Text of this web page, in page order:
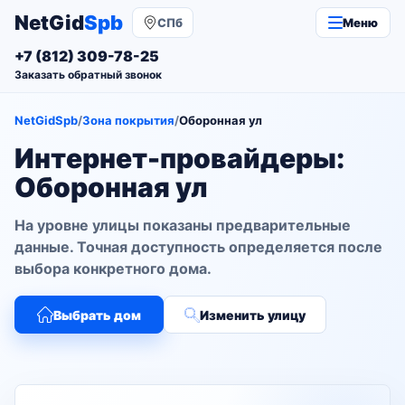
NetGidSpb СПб Меню
+7 (812) 309-78-25
Заказать обратный звонок
NetGidSpb/Зона покрытия/Оборонная ул
Интернет-провайдеры:
Оборонная ул
На уровне улицы показаны предварительные
данные. Точная доступность определяется после
выбора конкретного дома.
Выбрать дом Изменить улицу